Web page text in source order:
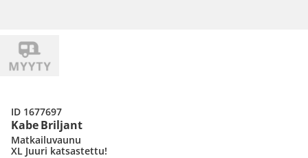
Kabe Briljant
Matkailuvaunu
XL Juuri katsastettu!
ID 1677697